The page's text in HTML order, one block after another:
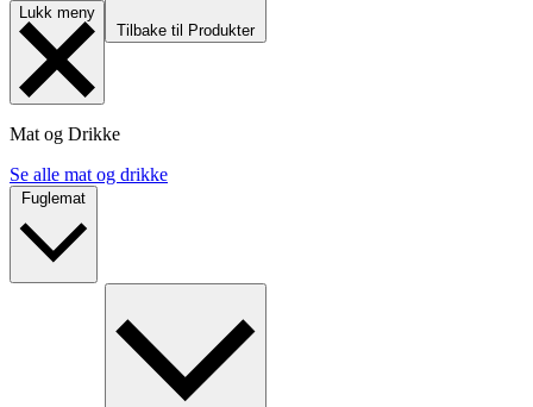
Lukk meny
Tilbake til Produkter
Mat og Drikke
Se alle mat og drikke